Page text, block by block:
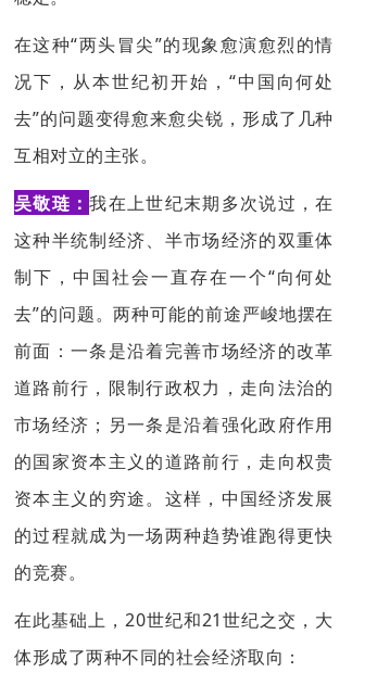
在这种“两头冒尖”的现象愈演愈烈的情
况下，从本世纪初开始，“中国向何处
去”的问题变得愈来愈尖锐，形成了几种
互相对立的主张。
吴敬琏：我在上世纪末期多次说过，在
这种半统制经济、半市场经济的双重体
制下，中国社会一直存在一个“向何处
去”的问题。两种可能的前途严峻地摆在
前面：一条是沿着完善市场经济的改革
道路前行，限制行政权力，走向法治的
市场经济；另一条是沿着强化政府作用
的国家资本主义 的道路前行，走向权贵
资本主义的穷途。这样，中国经济发展
的过程就成为一场两种趋势谁跑得更快
的竞赛。
在此基础上，20世纪和21世纪之交，大
体形成了两种不同的社会经济取向：